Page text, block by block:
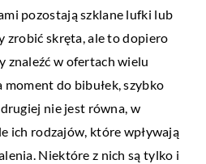
pozostają szklane lufki lub
zrobić skręta, ale to dopiero
znaleźć w ofertach wielu
do bibułek, szybko
nie jest równa, w
ich rodzajów, które wpływają
Niektóre z nich są tylko i